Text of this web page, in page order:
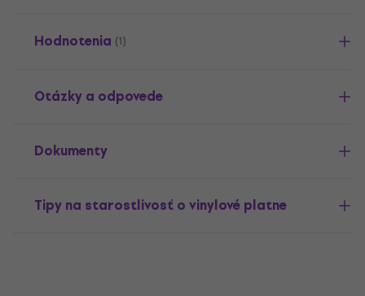
Hodnotenia (1)
Otázky a odpovede
Dokumenty
Tipy na starostlivosť o vinylové platne